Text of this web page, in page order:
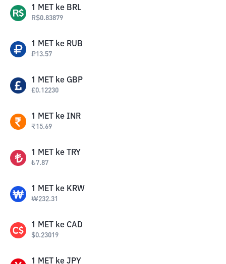
1 MET ke BRL
R$0.83879
1 MET ke RUB
₽13.57
1 MET ke GBP
£0.12230
1 MET ke INR
₹15.69
1 MET ke TRY
₺7.87
1 MET ke KRW
₩232.31
1 MET ke CAD
$0.23019
1 MET ke JPY